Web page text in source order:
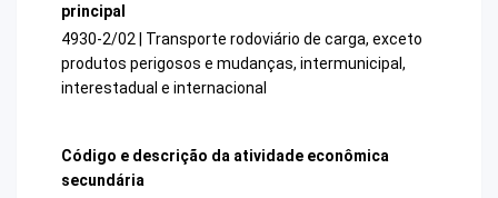
principal
4930-2/02 | Transporte rodoviário de carga, exceto
produtos perigosos e mudanças, intermunicipal,
interestadual e internacional
Código e descrição da atividade econômica
secundária